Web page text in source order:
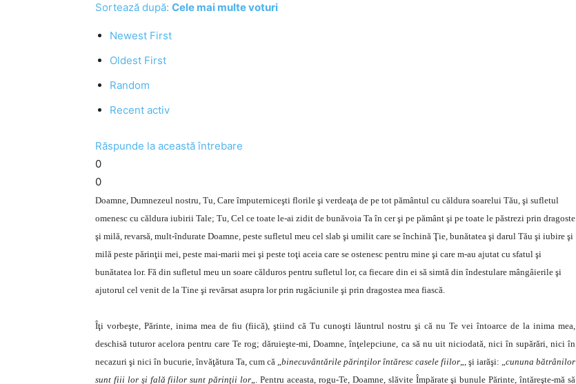
Sortează după: Cele mai multe voturi
Newest First
Oldest First
Random
Recent activ
Răspunde la această întrebare
0
0
Doamne, Dumnezeul nostru, Tu, Care împuterniceşti florile şi verdeaţa de pe tot pământul cu căldura soarelui Tău, şi sufletul
omenesc cu căldura iubirii Tale; Tu, Cel ce toate le-ai zidit de bunăvoia Ta în cer şi pe pământ şi pe toate le păstrezi prin dragoste
şi milă, revarsă, mult-îndurate Doamne, peste sufletul meu cel slab şi umilit care se închină Ţie, bunătatea şi darul Tău şi iubire şi
milă peste părinţii mei, peste mai-marii mei şi peste toţi aceia care se ostenesc pentru mine şi care m-au ajutat cu sfatul şi
bunătatea lor. Fă din sufletul meu un soare călduros pentru sufletul lor, ca fiecare din ei să simtă din îndestulare mângâierile şi
ajutorul cel venit de la Tine şi revărsat asupra lor prin rugăciunile şi prin dragostea mea fiască.
Îţi vorbeşte, Părinte, inima mea de fiu (fiică), ştiind că Tu cunoşti lăuntrul nostru şi că nu Te vei întoarce de la inima mea,
deschisă tuturor acelora pentru care Te rog; dăruieşte-mi, Doamne, înţelepciune, ca să nu uit niciodată, nici în supărări, nici în
necazuri şi nici în bucurie, învăţătura Ta, cum că „binecuvântările părinţilor întăresc casele fiilor„, şi iarăşi: „cununa bătrânilor
sunt fiii lor şi fală fiilor sunt părinţii lor„. Pentru aceasta, rogu-Te, Doamne, slăvite Împărate şi bunule Părinte, întăreşte-mă să